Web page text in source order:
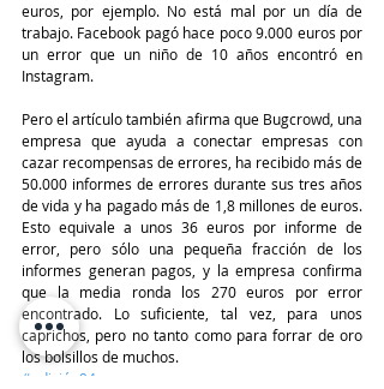
euros, por ejemplo. No está mal por un día de
trabajo. Facebook pagó hace poco 9.000 euros por
un error que un niño de 10 años encontró en
Instagram.
Pero el artículo también afirma que Bugcrowd, una
empresa que ayuda a conectar empresas con
cazar recompensas de errores, ha recibido más de
50.000 informes de errores durante sus tres años
de vida y ha pagado más de 1,8 millones de euros.
Esto equivale a unos 36 euros por informe de
error, pero sólo una pequeña fracción de los
informes generan pagos, y la empresa confirma
que la media ronda los 270 euros por error
encontrado. Lo suficiente, tal vez, para unos
caprichos, pero no tanto como para forrar de oro
los bolsillos de muchos.
#edición94